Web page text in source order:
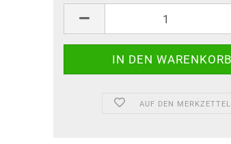
AUF DEN MERKZETTEL